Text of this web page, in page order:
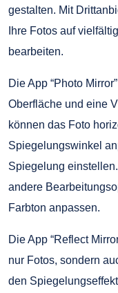
gestalten. Mit
Ihre Fotos auf
bearbeiten.
Die App “Photo
Oberfläche und eine
können das Foto
Spiegelungswinkel
Spiegelung
andere
Farbton anpassen.
Die App “Reflect
nur Fotos, sondern
den